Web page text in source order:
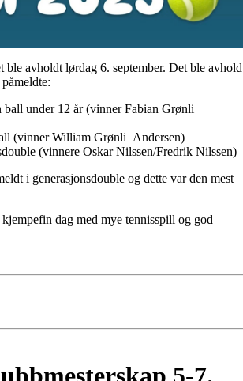
ble avholdt lørdag 6. september. Det ble
ball under 12 år (vinner Fabian Grønli
(vinner William Grønli Andersen)
(vinnere Oskar Nilssen/Fredrik Nilssen)
i generasjonsdouble og dette var den mest
dag med mye tennisspill og god
5-7.